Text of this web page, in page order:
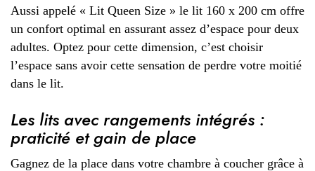
Aussi appelé « Lit Queen Size » le lit 160 x 200 cm offre
un confort optimal en assurant assez d’espace pour deux
adultes. Optez pour cette dimension, c’est choisir
l’espace sans avoir cette sensation de perdre votre moitié
dans le lit.
Les lits avec rangements intégrés :
praticité et gain de place
Gagnez de la place dans votre chambre à coucher grâce à